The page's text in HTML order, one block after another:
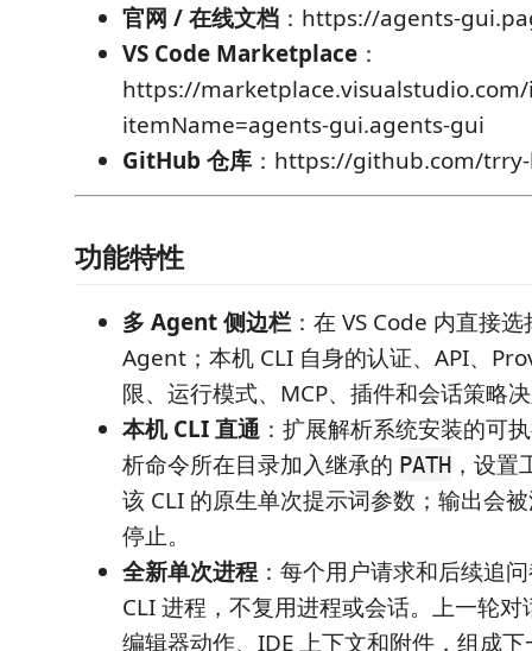
官网 / 在线文档 ：https://agents-
VS Code Marketplace ：
https://marketplace.visualstudio.com/
itemName=agents-gui.agents-gui
GitHub 仓库 ：https://github.com/
功能特性
多 Agent 侧边栏：在 VS Code 内直接
Agent；本机 CLI 自身的认证、API、
限、运行模式、MCP、插件和会话策略
本机 CLI 直通 ：扩展解析系统安装的可
析命令所在目录加入继承的 PATH ，设
该 CLI 的原生单次提示词参数；输出会
停止。
全新单次进程 ：每个用户请求和后续追
CLI 进程，不复用进程或会话。上一轮
编辑器动作、IDE 上下文和附件，组成